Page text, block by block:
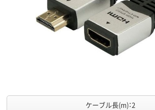
ケーブル長(m)：2